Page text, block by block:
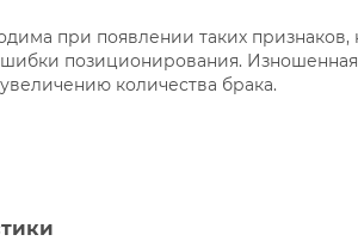
при появлении таких признаков,
позиционирования.
количества брака.